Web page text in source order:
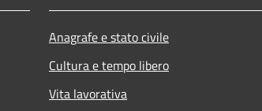
Anagrafe e stato civile
Cultura e tempo libero
Vita lavorativa